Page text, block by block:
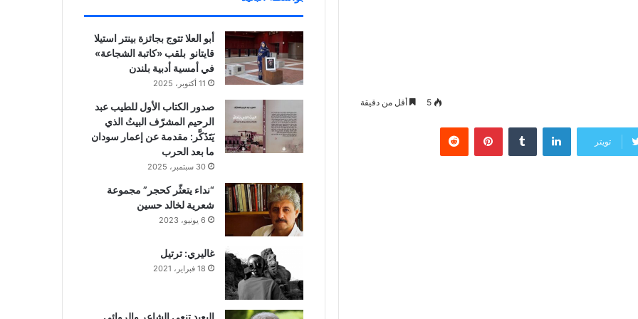
5 أقل من دقيقة
تويتر
لينكدإن بينتيريست
أبو العلا تتوج بجائزة بينتر استيلا
قايتانو بلقب «كاتبة الشجاعة»
في أمسية أدبية بلندن
11 أكتوبر، 2025
صدور الكتاب الأول للطيب عبد
الرحيم المشرّف البيتُ الذي
يَتَذَكَّر: مقدمة عن إعمار سودان
ما بعد الحرب
30 سبتمبر، 2025
“نداء يتعثّر كحجر” مجموعة
شعرية لخالد حسين
6 يونيو، 2023
غاليري: ترتيل
18 فبراير، 2021
البعيد تنعي الشاعر والروائي